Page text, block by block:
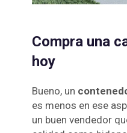
Compra una
hoy
Bueno, un
es menos en ese
un buen vendedor